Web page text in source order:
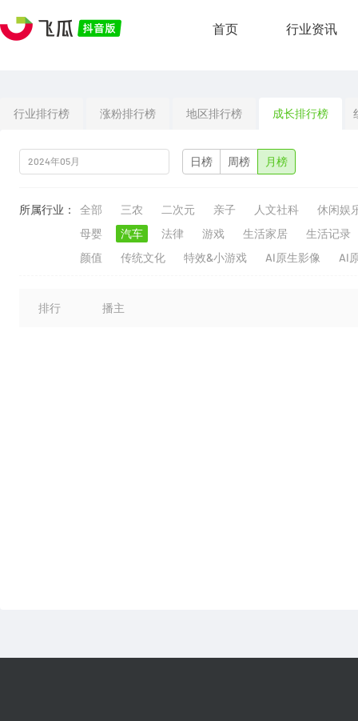
首页 行业资讯
行业排行榜 涨粉排行榜 地区排行榜 成长排行榜
日榜 周榜 月榜
所属行业： 全部 三农 二次元 亲子 人文社科
休闲娱
母婴
汽车 法律 游戏 生活家居
生活记录
颜值
传统文化 特效&小游戏 AI原生影像 AI
排行 播主